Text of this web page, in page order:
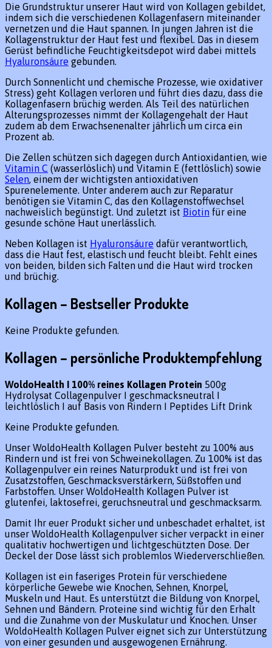
Die Grundstruktur unserer Haut wird von Kollagen gebildet,
indem sich die verschiedenen Kollagenfasern miteinander
vernetzen und die Haut spannen. In jungen Jahren ist die
Kollagenstruktur der Haut fest und flexibel. Das in diesem
Gerüst befindliche Feuchtigkeitsdepot wird dabei mittels
Hyaluronsäure gebunden.
Durch Sonnenlicht und chemische Prozesse, wie oxidativer
Stress) geht Kollagen verloren und führt dies dazu, dass die
Kollagenfasern brüchig werden. Als Teil des natürlichen
Alterungsprozesses nimmt der Kollagengehalt der Haut
zudem ab dem Erwachsenenalter jährlich um circa ein
Prozent ab.
Die Zellen schützen sich dagegen durch Antioxidantien, wie
Vitamin C (wasserlöslich) und Vitamin E (fettlöslich) sowie
Selen, einem der wichtigsten antioxidativen
Spurenelemente. Unter anderem auch zur Reparatur
benötigen sie Vitamin C, das den Kollagenstoffwechsel
nachweislich begünstigt. Und zuletzt ist Biotin für eine
gesunde schöne Haut unerlässlich.
Neben Kollagen ist Hyaluronsäure dafür verantwortlich,
dass die Haut fest, elastisch und feucht bleibt. Fehlt eines
von beiden, bilden sich Falten und die Haut wird trocken
und brüchig.
Kollagen – Bestseller Produkte
Keine Produkte gefunden.
Kollagen – persönliche Produktempfehlung
WoldoHealth I 100% reines Kollagen Protein 500g
Hydrolysat Collagenpulver I geschmacksneutral I
leichtlöslich I auf Basis von Rindern I Peptides Lift Drink
Keine Produkte gefunden.
Unser WoldoHealth Kollagen Pulver besteht zu 100% aus
Rindern und ist frei von Schweinekollagen. Zu 100% ist das
Kollagenpulver ein reines Naturprodukt und ist frei von
Zusatzstoffen, Geschmacksverstärkern, Süßstoffen und
Farbstoffen. Unser WoldoHealth Kollagen Pulver ist
glutenfei, laktosefrei, geruchsneutral und geschmacksarm.
Damit Ihr euer Produkt sicher und unbeschadet erhaltet, ist
unser WoldoHealth Kollagenpulver sicher verpackt in einer
qualitativ hochwertigen und lichtgeschützten Dose. Der
Deckel der Dose lässt sich problemlos Wiederverschließen.
Kollagen ist ein faseriges Protein für verschiedene
körperliche Gewebe wie Knochen, Sehnen, Knorpel,
Muskeln und Haut. Es unterstützt die Bildung von Knorpel,
Sehnen und Bändern. Proteine sind wichtig für den Erhalt
und die Zunahme von der Muskulatur und Knochen. Unser
WoldoHealth Kollagen Pulver eignet sich zur Unterstützung
von einer gesunden und ausgewogenen Ernährung.